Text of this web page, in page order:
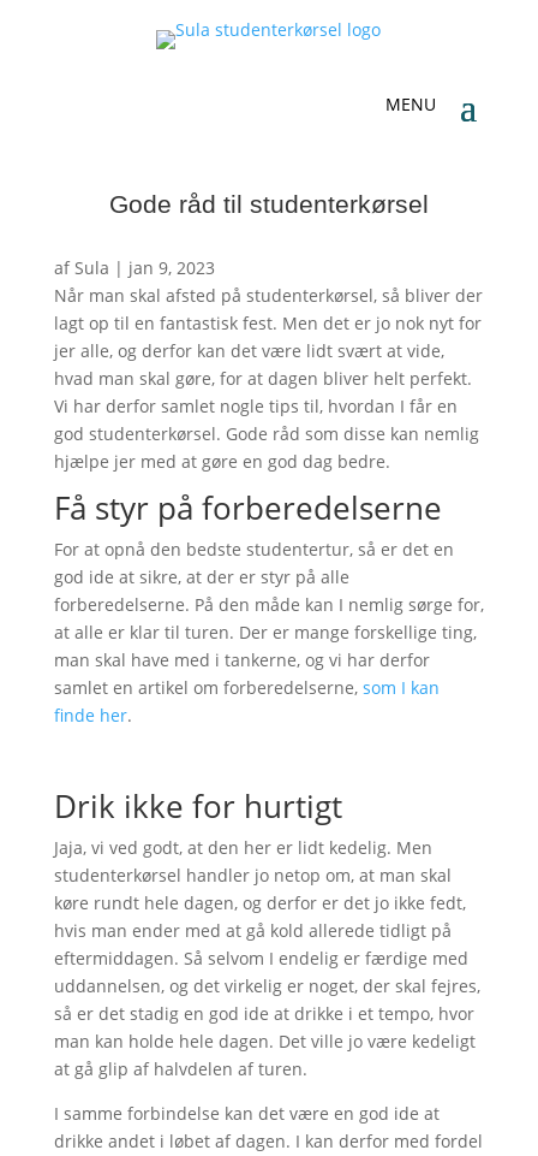
Gode råd til studenterkørsel
afSula | jan 9, 2023
Når man skal afsted på studenterkørsel, så bliver der
lagt op til en fantastisk fest. Men det er jo nok nyt for
jer alle, og derfor kan det være lidt svært at vide,
hvad man skal gøre, for at dagen bliver helt perfekt.
Vi har derfor samlet nogle tips til, hvordan I får en
god studenterkørsel. Gode råd som disse kan nemlig
hjælpe jer med at gøre en god dag bedre.
Få styr på forberedelserne
For at opnå den bedste studentertur, så er det en
god ide at sikre, at der er styr på alle
forberedelserne. På den måde kan I nemlig sørge for,
at alle er klar til turen. Der er mange forskellige ting,
man skal have med i tankerne, og vi har derfor
samlet en artikel om forberedelserne, som I kan
finde her.
Drik ikke for hurtigt
Jaja, vi ved godt, at den her er lidt kedelig. Men
studenterkørsel handler jo netop om, at man skal
køre rundt hele dagen, og derfor er det jo ikke fedt,
hvis man ender med at gå kold allerede tidligt på
eftermiddagen. Så selvom I endelig er færdige med
uddannelsen, og det virkelig er noget, der skal fejres,
så er det stadig en god ide at drikke i et tempo, hvor
man kan holde hele dagen. Det ville jo være kedeligt
at gå glip af halvdelen af turen.
I samme forbindelse kan det være en god ide at
drikke andet i løbet af dagen. I kan derfor med fordel